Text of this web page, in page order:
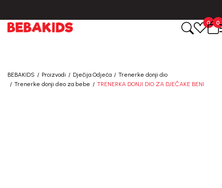
0 0
BEBAKIDS Proizvodi Dječija Odjeća
Trenerke donji dio
Trenerke donji deo za bebe
TRENERKA DONJI DIO ZA DJEČAKE BENI